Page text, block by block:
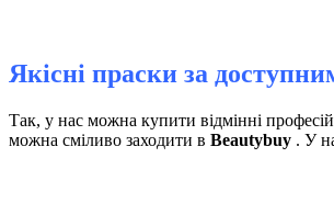
Якісні праски за
Так, у нас можна купити відмінні
можна сміливо заходити в Beautybuy . У